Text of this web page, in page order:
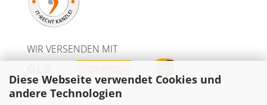
Diese Webseite verwendet Cookies und
andere Technologien
WIR VERSENDEN MIT